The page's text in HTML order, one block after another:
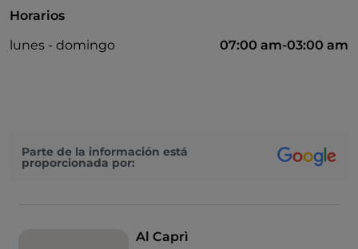
Se habla inglés
Se habla francés
Horarios
lunes - domingo
07:00 am-03:00 am
Parte de la información está
proporcionada por:
Al Caprì